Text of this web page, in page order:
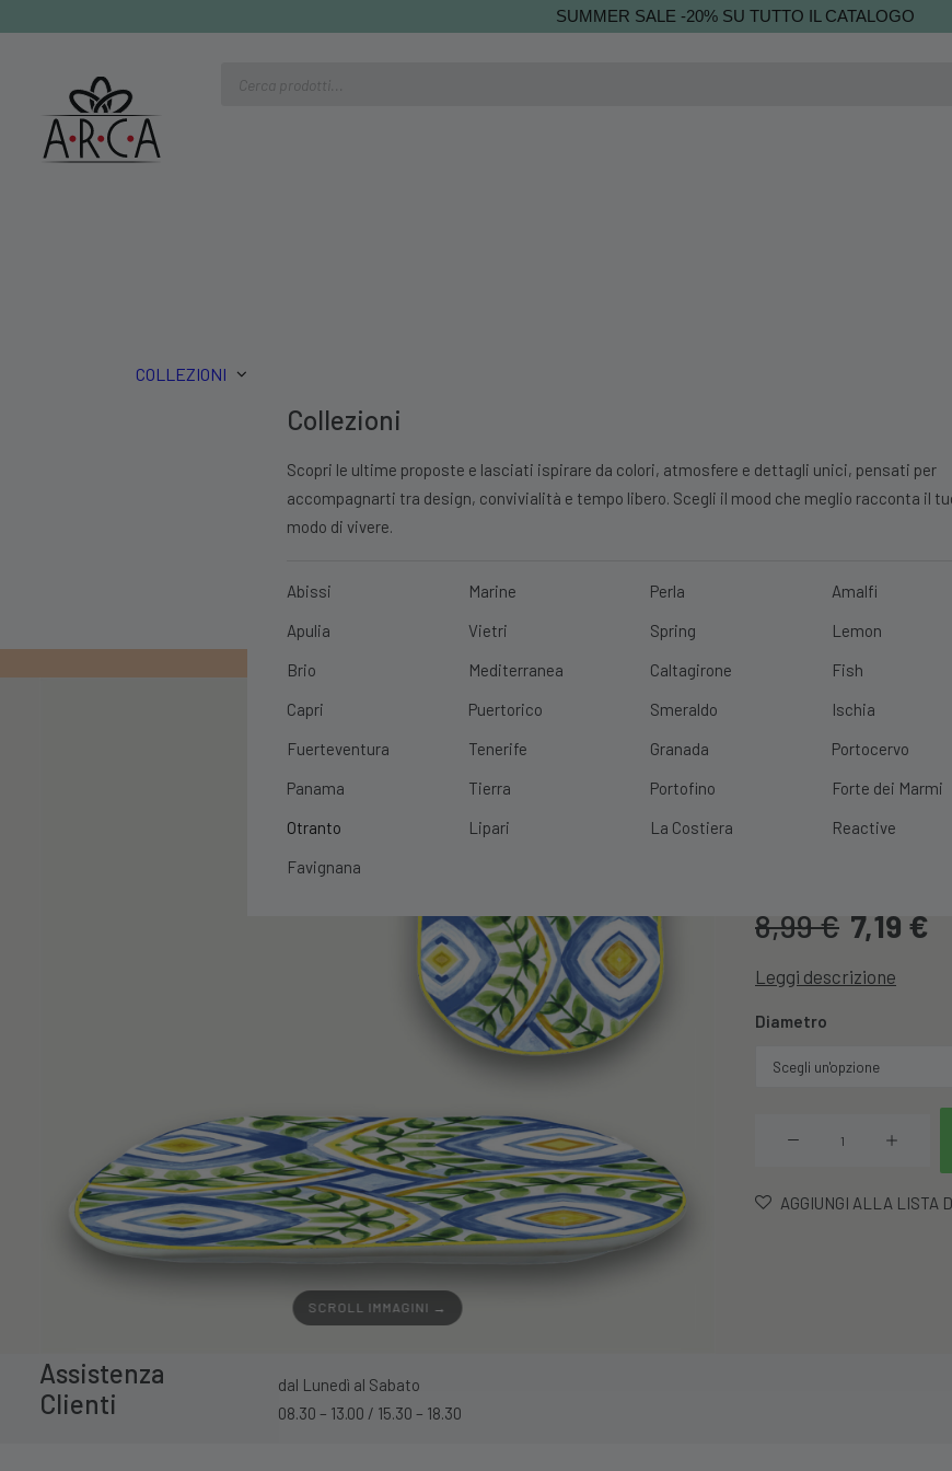
SUMMER SALE -20% SU TUTTO IL CATALOGO
COLLEZIONI
Collezioni
Scopri le ultime proposte e lasciati ispirare da colori, atmosfere e dettagli unici, pensati per
accompagnarti tra design, convivialità e tempo libero. Scegli il mood che meglio racconta il
modo di vivere.
Abissi
Apulia
Brio
Capri
Fuerteventura
Panama
Otranto
Favignana
Marine
Vietri
Mediterranea
Puertorico
Tenerife
Tierra
Lipari
Perla
Spring
Caltagirone
Smeraldo
Granada
Portofino
La Costiera
Amalfi
Lemon
Fish
Ischia
Portocervo
Forte dei Marmi
Reactive
PRIMO ORDINE?10% DI SCONTO SCOPRI|SPEDIZIONE GRATUITA CON UN
SCROLL IMMAGINI →
Vassoio
8,99€ 7,19 €
Leggi descrizione
Diametro
quantità
AGGIUNGI ALLA LISTA
Assistenza
Clienti
dal Lunedì al Sabato
08.30 – 13.00 / 15.30 – 18.30